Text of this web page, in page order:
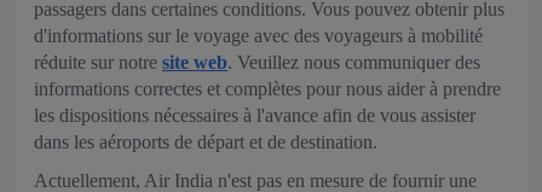
passagers dans certaines conditions. Vous pouvez obtenir plus
d'informations sur le voyage avec des voyageurs à mobilité
réduite sur notre site web. Veuillez nous communiquer des
informations correctes et complètes pour nous aider à prendre
les dispositions nécessaires à l'avance afin de vous assister
dans les aéroports de départ et de destination.
Actuellement, Air India n'est pas en mesure de fournir une